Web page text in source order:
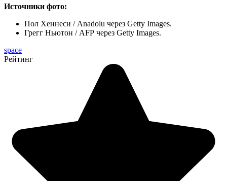
Источники фото:
Пол Хеннеси / Anadolu через Getty Images.
Грегг Ньютон / AFP через Getty Images.
space
Рейтинг